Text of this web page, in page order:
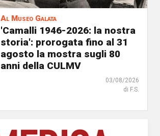
Al Museo Galata
'Camalli 1946-2026: la nostra
storia': prorogata fino al 31
agosto la mostra sugli 80
anni della CULMV
03/08/2026
di F.S.